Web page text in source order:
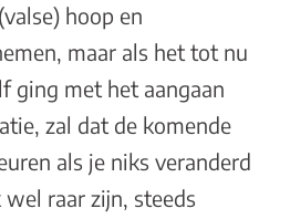
hoop en
maar als het tot nu
ging met het aangaan
zal dat de komende
als je niks veranderd
raar zijn, steeds